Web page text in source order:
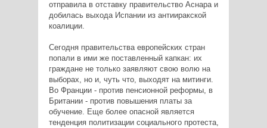
отправила в отставку правительство Аснара и
добилась выхода Испании из антииракской
коалиции.
Сегодня правительства европейских стран
попали в ими же поставленный капкан: их
граждане не только заявляют свою волю на
выборах, но и, чуть что, выходят на митинги.
Во Франции - против пенсионной реформы, в
Британии - против повышения платы за
обучение. Еще более опасной является
тенденция политизации социального протеста,